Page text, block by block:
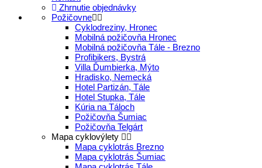
Zhrnutie objednávky
Požičovne
Cyklodreziny, Hronec
Mobilná požičovňa Hronec
Mobilná požičovňa Tále - Brezno
Profibikers, Bystrá
Villa Ďumbierka, Mýto
Hradisko, Nemecká
Hotel Partizán, Tále
Hotel Stupka, Tále
Kúria na Táloch
Požičovňa Šumiac
Požičovňa Telgárt
Mapa cyklovýlety
Mapa cyklotrás Brezno
Mapa cyklotrás Šumiac